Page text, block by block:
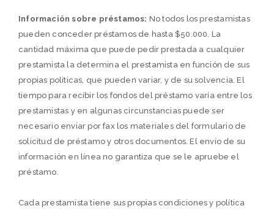
Información sobre préstamos: No todos los prestamistas
pueden conceder préstamos de hasta $50.000. La
cantidad máxima que puede pedir prestada a cualquier
prestamista la determina el prestamista en función de sus
propias políticas, que pueden variar, y de su solvencia. El
tiempo para recibir los fondos del préstamo varía entre los
prestamistas y en algunas circunstancias puede ser
necesario enviar por fax los materiales del formulario de
solicitud de préstamo y otros documentos. El envío de su
información en línea no garantiza que se le apruebe el
préstamo.
Cada prestamista tiene sus propias condiciones y política